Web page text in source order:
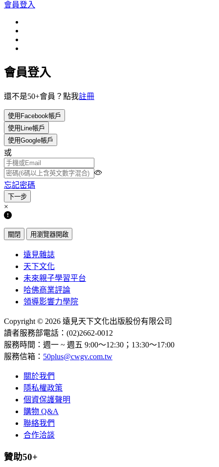
會員登入
會員登入
還不是50+會員？點我註冊
使用Facebook帳戶
使用Line帳戶
使用Google帳戶
或
忘記密碼
×
關閉 用瀏覽器開啟
遠見雜誌
天下文化
未來親子學習平台
哈佛商業評論
領導影響力學院
Copyright © 2026 遠見天下文化出版股份有限公司
讀者服務部電話：(02)2662-0012
服務時間：週一 ~ 週五 9:00～12:30；13:30～17:00
服務信箱： 50plus@cwgv.com.tw
關於我們
隱私權政策
個資保護聲明
購物 Q&A
聯絡我們
合作洽談
贊助50+